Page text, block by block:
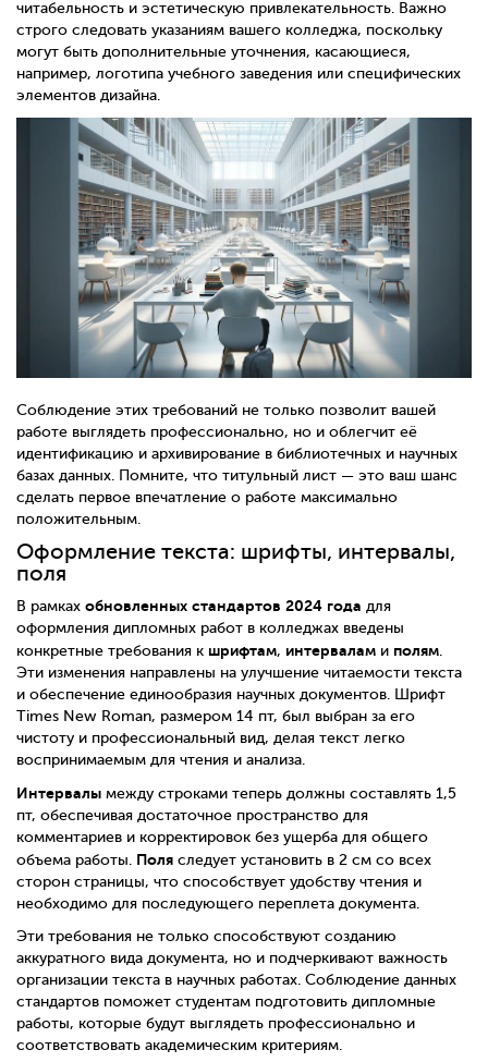
читабельность и эстетическую привлекательность. Важно
строго следовать указаниям вашего колледжа, поскольку
могут быть дополнительные уточнения, касающиеся,
например, логотипа учебного заведения или специфических
элементов дизайна.
Соблюдение этих требований не только позволит вашей
работе выглядеть профессионально, но и облегчит её
идентификацию и архивирование в библиотечных и научных
базах данных. Помните, что титульный лист — это ваш шанс
сделать первое впечатление о работе максимально
положительным.
Оформление текста: шрифты, интервалы,
поля
В рамках обновленных стандартов 2024 года для
оформления дипломных работ в колледжах введены
конкретные требования к шрифтам, интервалам и полям.
Эти изменения направлены на улучшение читаемости текста
и обеспечение единообразия научных документов. Шрифт
Times New Roman, размером 14 пт, был выбран за его
чистоту и профессиональный вид, делая текст легко
воспринимаемым для чтения и анализа.
Интервалы между строками теперь должны составлять 1,5
пт, обеспечивая достаточное пространство для
комментариев и корректировок без ущерба для общего
объема работы. Поля следует установить в 2 см со всех
сторон страницы, что способствует удобству чтения и
необходимо для последующего переплета документа.
Эти требования не только способствуют созданию
аккуратного вида документа, но и подчеркивают важность
организации текста в научных работах. Соблюдение данных
стандартов поможет студентам подготовить дипломные
работы, которые будут выглядеть профессионально и
соответствовать академическим критериям.